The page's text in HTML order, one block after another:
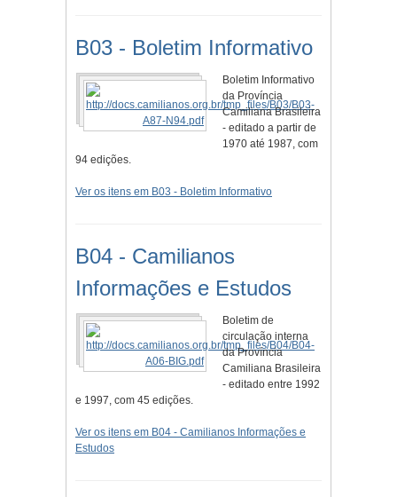
B03 - Boletim Informativo
Boletim Informativo
da Província
Camiliana Brasileira
- editado a partir de
1970 até 1987, com
94 edições.
Ver os itens em B03 - Boletim Informativo
B04 - Camilianos
Informações e Estudos
Boletim de
circulação interna
da Província
Camiliana Brasileira
- editado entre 1992
e 1997, com 45 edições.
Ver os itens em B04 - Camilianos Informações e
Estudos